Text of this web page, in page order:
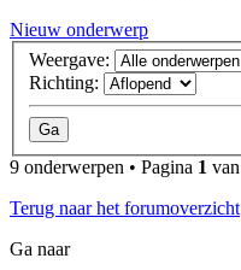
Nieuw onderwerp
Weergave:
Richting:
9 onderwerpen • Pagina 1 van
Terug naar het forumoverzicht
Ga naar